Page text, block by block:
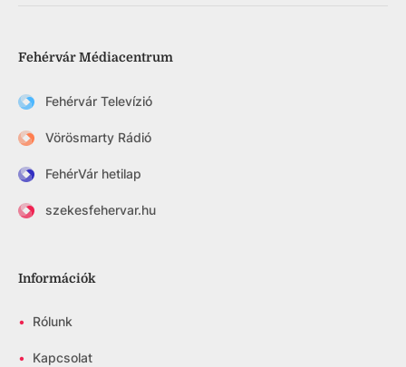
Fehérvár Médiacentrum
Fehérvár Televízió
Vörösmarty Rádió
FehérVár hetilap
szekesfehervar.hu
Információk
• Rólunk
• Kapcsolat